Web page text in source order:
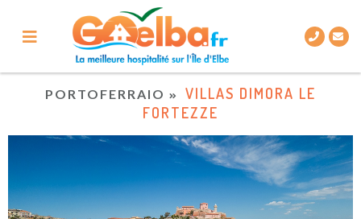
PORTOFERRAIO
VILLAS DIMORA LE
FORTEZZE